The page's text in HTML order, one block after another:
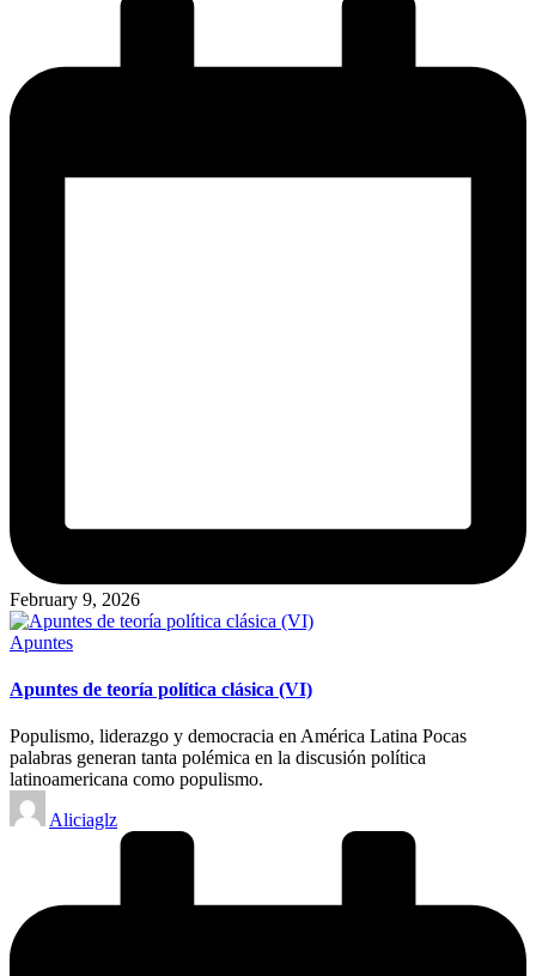
February 9, 2026
Posted
Apuntes
Apuntes de teoría política clásica (VI)
Populismo, liderazgo y democracia en América Latina Pocas
palabras generan tanta polémica en la discusión política
latinoamericana como populismo.
Posted
by
Aliciaglz